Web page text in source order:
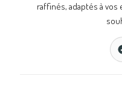
raffinés, adaptés à vos